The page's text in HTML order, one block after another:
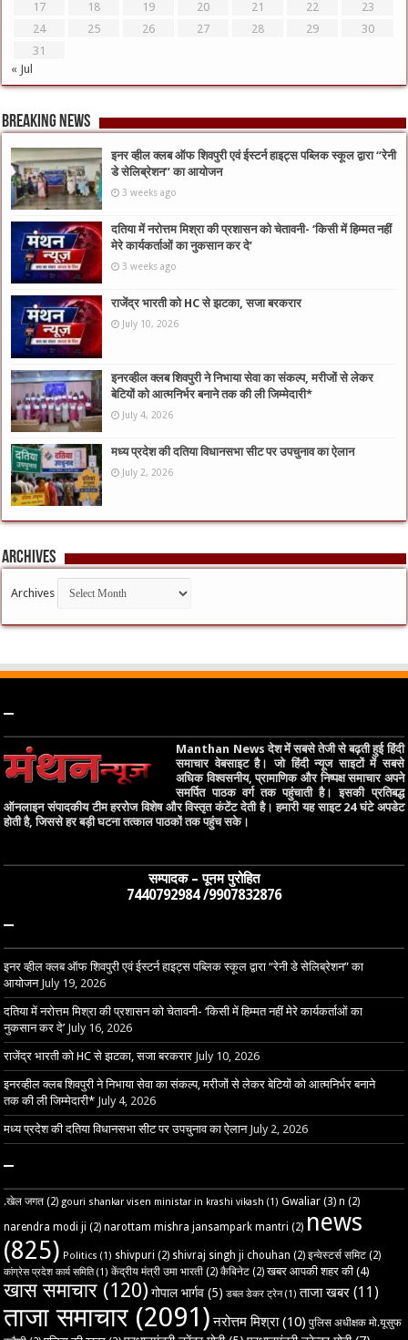
17
18 19 20 21 22
23
24
25 26 27 28 29
30
31
« Jul
Breaking News
इनर व्हील क्लब ऑफ शिवपुरी एवं ईस्टर्न हाइट्स पब्लिक स्कूल द्वारा “रेनी
डे सेलिब्रेशन” का आयोजन
3 weeks ago
दतिया में नरोत्तम मिश्रा की प्रशासन को चेतावनी- ‘किसी में हिम्मत नहीं
मेरे कार्यकर्ताओं का नुकसान कर दे’
3 weeks ago
राजेंद्र भारती को HC से झटका, सजा बरकरार
July 10, 2026
इनरव्हील क्लब शिवपुरी ने निभाया सेवा का संकल्प, मरीजों से लेकर
बेटियों को आत्मनिर्भर बनाने तक की ली जिम्मेदारी*
July 4, 2026
मध्य प्रदेश की दतिया विधानसभा सीट पर उपचुनाव का ऐलान
July 2, 2026
Archives
Archives
–
Manthan News देश में सबसे तेजी से बढ़ती हुई हिंदी
समाचार वेबसाइट है। जो हिंदी न्यूज साइटों में सबसे
अधिक विश्वसनीय, प्रामाणिक और निष्पक्ष समाचार अपने
समर्पित पाठक वर्ग तक पहुंचाती है। इसकी प्रतिबद्ध
ऑनलाइन संपादकीय टीम हररोज विशेष और विस्तृत कंटेंट देती है। हमारी यह साइट 24 घंटे अपडेट
होती है, जिससे हर बड़ी घटना तत्काल पाठकों तक पहुंच सके।
सम्पादक – पूनम पुरोहित
7440792984 /9907832876
–
इनर व्हील क्लब ऑफ शिवपुरी एवं ईस्टर्न हाइट्स पब्लिक स्कूल द्वारा “रेनी डे सेलिब्रेशन” का
आयोजन July 19, 2026
दतिया में नरोत्तम मिश्रा की प्रशासन को चेतावनी- ‘किसी में हिम्मत नहीं मेरे कार्यकर्ताओं का
नुकसान कर दे’ July 16, 2026
राजेंद्र भारती को HC से झटका, सजा बरकरार July 10, 2026
इनरव्हील क्लब शिवपुरी ने निभाया सेवा का संकल्प, मरीजों से लेकर बेटियों को आत्मनिर्भर बनाने
तक की ली जिम्मेदारी* July 4, 2026
मध्य प्रदेश की दतिया विधानसभा सीट पर उपचुनाव का ऐलान July 2, 2026
–
.खेल जगत (2) gouri shankar visen ministar in krashi vikash (1) Gwaliar (3) n (2)
narendra modi ji (2) narottam mishra jansampark mantri (2) news
(825) Politics (1) shivpuri (2) shivraj singh ji chouhan (2) इन्वेस्टर्स समिट (2)
कांग्रेस प्रदेश कार्य समिति(1) केंद्रीय मंत्री उमा भारती (2) कैबिनेट (2) खबर आपकी शहर की (4)
खास समाचार (120) गोपाल भार्गव (5) डबल डेकर ट्रेन(1) ताजा खबर (11)
ताजा समाचार (2091) नरोत्तम मिश्रा(10) पुलिस अधीक्षक मो.यूसुफ